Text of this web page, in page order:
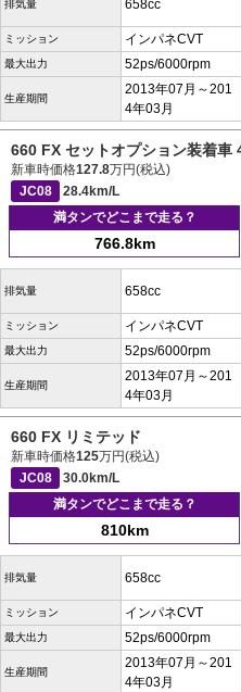
排気量 658cc
ミッション インパネCVT
最大出力 52ps/6000rpm
生産期間
2013年07月～201
4年03月
660 FX セットオプション装着車
新車時価格127.8万円(税込)
JC08
28.4km/L
満タンでどこまで走る？
766.8km
排気量 658cc
ミッション インパネCVT
最大出力 52ps/6000rpm
生産期間
2013年07月～201
4年03月
660 FX リミテッド
新車時価格125万円(税込)
JC08
30.0km/L
満タンでどこまで走る？
810km
排気量 658cc
ミッション インパネCVT
最大出力 52ps/6000rpm
生産期間
2013年07月～201
4年03月